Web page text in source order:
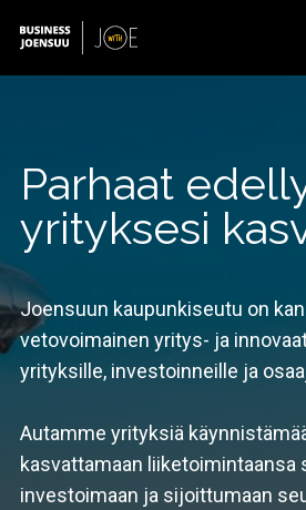
Parhaat
yrityksesi
Joensuun kaupunkiseutu on
vetovoimainen yritys- ja
yrityksille, investoinneille ja
Autamme yrityksiä
kasvattamaan liiketoimintaansa
investoimaan ja sijoittumaan